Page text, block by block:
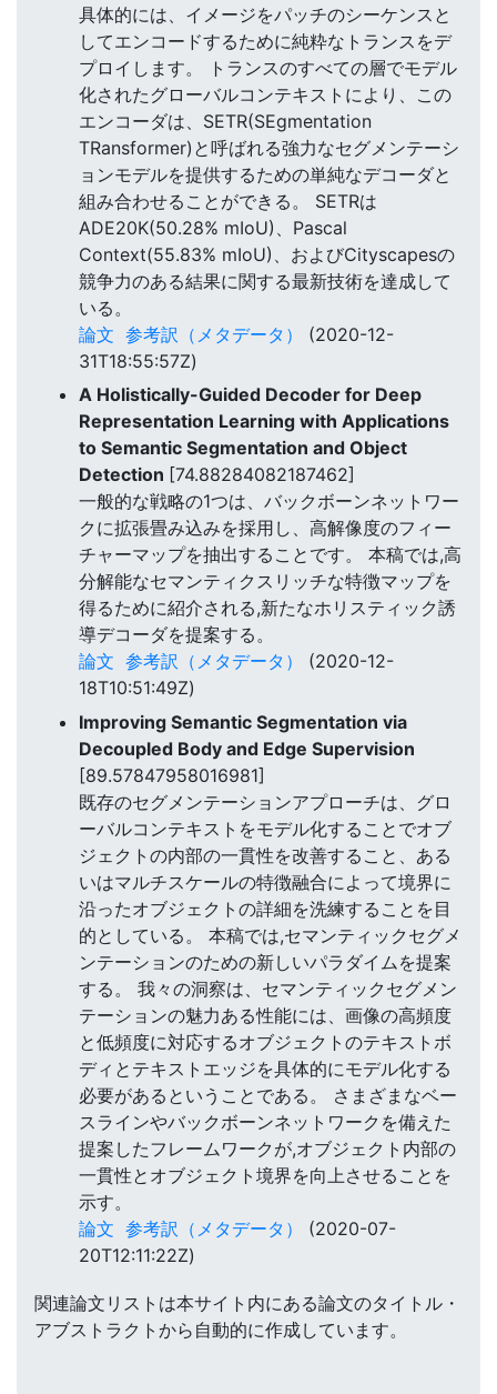
具体的には、イメージをパッチのシーケンスと
してエンコードするために純粋なトランスをデ
プロイします。 トランスのすべての層でモデル
化されたグローバルコンテキストにより、この
エンコーダは、SETR(SEgmentation
TRansformer)と呼ばれる強力なセグメンテーシ
ョンモデルを提供するための単純なデコーダと
組み合わせることができる。 SETRは
ADE20K(50.28% mIoU)、Pascal
Context(55.83% mIoU)、およびCityscapesの
競争力のある結果に関する最新技術を達成して
いる。
論文 参考訳（メタデータ）
(2020-12-
31T18:55:57Z)
A Holistically-Guided Decoder for Deep
Representation Learning with Applications
to Semantic Segmentation and Object
Detection [74.88284082187462]
一般的な戦略の1つは、バックボーンネットワー
クに拡張畳み込みを採用し、高解像度のフィー
チャーマップを抽出することです。 本稿では,高
分解能なセマンティクスリッチな特徴マップを
得るために紹介される,新たなホリスティック誘
導デコーダを提案する。
論文 参考訳（メタデータ）
(2020-12-
18T10:51:49Z)
Improving Semantic Segmentation via
Decoupled Body and Edge Supervision
[89.57847958016981]
既存のセグメンテーションアプローチは、グロ
ーバルコンテキストをモデル化することでオブ
ジェクトの内部の一貫性を改善すること、ある
いはマルチスケールの特徴融合によって境界に
沿ったオブジェクトの詳細を洗練することを目
的としている。 本稿では,セマンティックセグメ
ンテーションのための新しいパラダイムを提案
する。 我々の洞察は、セマンティックセグメン
テーションの魅力ある性能には、画像の高頻度
と低頻度に対応するオブジェクトのテキストボ
ディとテキストエッジを具体的にモデル化する
必要があるということである。 さまざまなベー
スラインやバックボーンネットワークを備えた
提案したフレームワークが,オブジェクト内部の
一貫性とオブジェクト境界を向上させることを
示す。
論文 参考訳（メタデータ）
(2020-07-
20T12:11:22Z)
関連論文リストは本サイト内にある論文のタイトル・
アブストラクトから自動的に作成しています。